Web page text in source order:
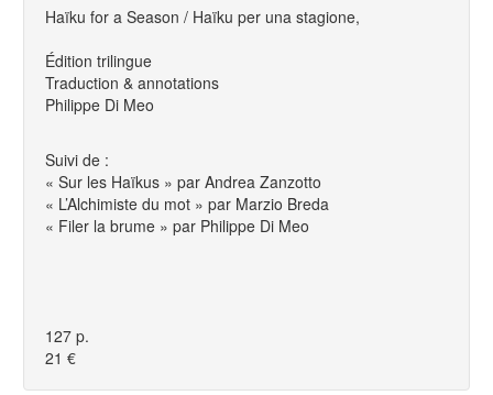
Haïku for a Season / Haïku per una stagione,
Édition trilingue
Traduction & annotations
Philippe Di Meo
Suivi de :
« Sur les Haïkus » par Andrea Zanzotto
« L’Alchimiste du mot » par Marzio Breda
« Filer la brume » par Philippe Di Meo
127 p.
21 €